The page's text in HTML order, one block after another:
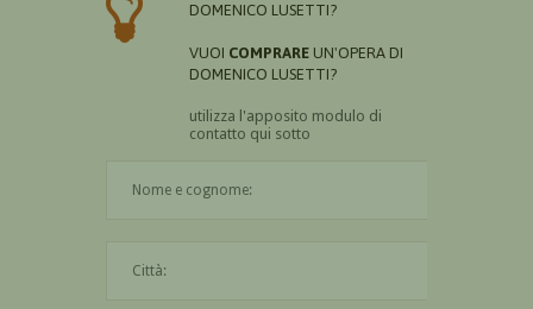
DOMENICO LUSETTI?
VUOI COMPRARE UN'OPERA DI
DOMENICO LUSETTI?
utilizza l'apposito modulo di
contatto qui sotto